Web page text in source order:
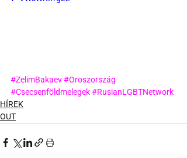
#ZelimBakaev#Oroszország
#Csecsenföldmelegek#RusianLGBTNetwork
HÍREK
OUT